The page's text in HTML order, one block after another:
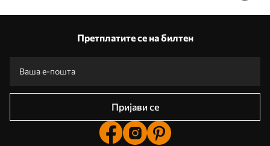
Претплатите се на билтен
Пријави се